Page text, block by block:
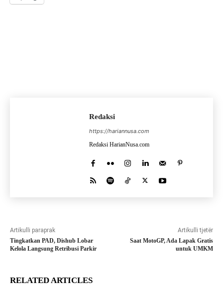
Redaksi
https://hariannusa.com
Redaksi HarianNusa.com
Artikulli paraprak
Tingkatkan PAD, Dishub Lobar
Kelola Langsung Retribusi Parkir
Artikulli tjetër
Saat MotoGP, Ada Lapak Gratis
untuk UMKM
RELATED ARTICLES